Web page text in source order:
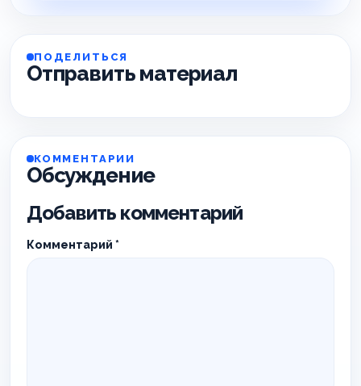
ПОДЕЛИТЬСЯ
Отправить материал
КОММЕНТАРИИ
Обсуждение
Добавить комментарий
Комментарий *